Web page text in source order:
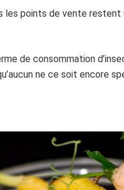
les points de vente
de consommation
ne ce soit encore